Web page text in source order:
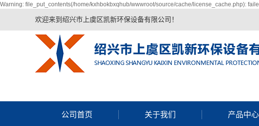
Warning: file_put_contents(/home/kxhbokbxqhub/wwwroot/source/cache/license_cache.php):
欢迎来到绍兴市上虞区凯新环保设备有限公司！
公司首页 关于我们 产品中心